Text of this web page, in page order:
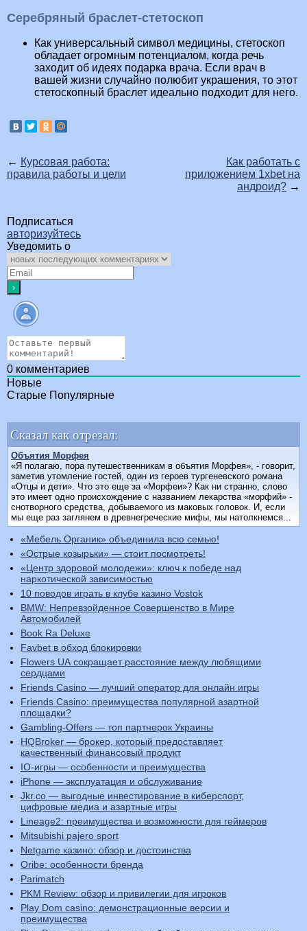
Серебряный браслет-стетоскоп
Как универсальный символ медицины, стетоскоп
обладает огромным потенциалом, когда речь
заходит об идеях подарка врача. Если врач в
вашей жизни случайно полюбит украшения, то этот
стетоскопный браслет идеально подходит для него.
← Курсовая работа:
правила работы и цели
Как работать с
приложением 1xbet на
андроид? →
Подписаться
авторизуйтесь
Уведомить о
0 комментариев
Новые
Старые Популярные
Сказал как отрезал:
Объятия Морфея
«Я полагаю, пора путешественникам в объятия Морфея», - говорит,
заметив утомление гостей, один из героев тургеневского романа
«Отцы и дети». Что это еще за «Морфеи»? Как ни странно, слово
это имеет одно происхождение с названием лекарства «морфий» -
снотворного средства, добываемого из маковых головок. И, если
мы еще раз заглянем в древнегреческие мифы, мы натолкнемся...
«Мебель Органик» объединила всю семью!
«Острые козырьки» — стоит посмотреть!
«Центр здоровой молодежи»: ключ к победе над
наркотической зависимостью
10 поводов играть в клубе казино Vostok
BMW: Непревзойденное Совершенство в Мире
Автомобилей
Book Ra Deluxe
Favbet в обход блокировки
Flowers UA сокращает расстояние между любящими
сердцами
Friends Casino — лучший оператор для онлайн игры
Friends Casino: преимущества популярной азартной
площадки?
Gambling-Offers — топ партнерок Украины
HQBroker — брокер, который предоставляет
качественный финансовый продукт
IO-игры — особенности и преимущества
iPhone — эксплуатация и обслуживание
Jkr.co — выгодные инвестирование в киберспорт,
цифровые медиа и азартные игры
Lineage2: преимущества и возможности для геймеров
Mitsubishi pajero sport
Netgame казино: обзор и достоинства
Oribe: особенности бренда
Parimatch
PKM Review: обзор и привилегии для игроков
Play Dom casino: демонстрационные версии и
преимущества